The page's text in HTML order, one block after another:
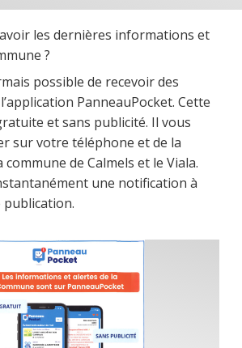
les dernières informations et
?
possible de recevoir des
PanneauPocket. Cette
et sans publicité. Il vous
sur votre téléphone et de la
de Calmels et le Viala.
une notification à
publication.